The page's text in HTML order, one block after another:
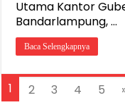
Utama Kantor
Bandarlampung, …
Baca Selengkapnya
1 2 3 4 5